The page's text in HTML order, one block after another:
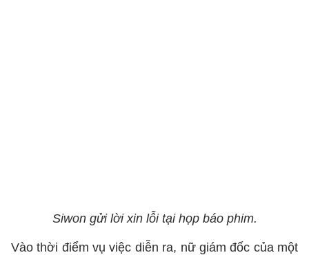
Siwon gửi lời xin lỗi tại họp báo phim.
Vào thời điểm vụ việc diễn ra, nữ giám đốc của một